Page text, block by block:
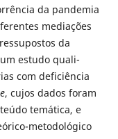
da pandemia
mediações
da
estudo quali-
com deficiência
, cujos dados foram
temática, e
metodológico